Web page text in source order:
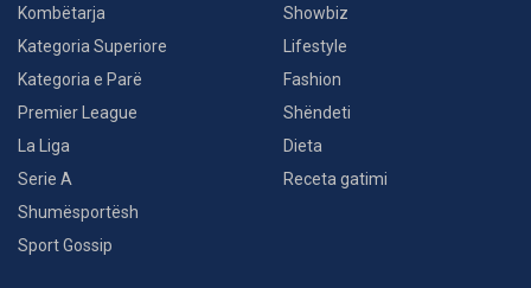
Kombëtarja
Kategoria Superiore
Kategoria e Parë
Premier League
La Liga
Serie A
Shumësportësh
Sport Gossip
Showbiz
Lifestyle
Fashion
Shëndeti
Dieta
Receta gatimi